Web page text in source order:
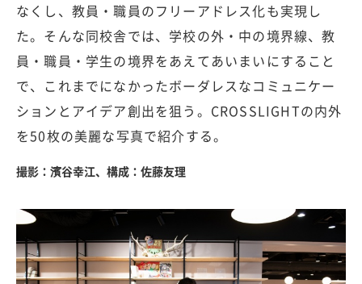
なくし、教員・職員のフリーアドレス化も実現し
た。そんな同校舎では、学校の外・中の境界線、教
員・職員・学生の境界をあえてあいまいにすること
で、これまでになかったボーダレスなコミュニケー
ションとアイデア創出を狙う。CROSSLIGHTの内外
を50枚の美麗な写真で紹介する。
撮影：濱谷幸江、構成：佐藤友理